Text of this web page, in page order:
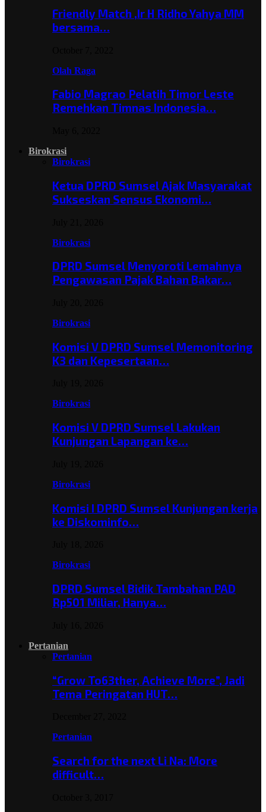
Friendly Match ,Ir H Ridho Yahya MM
bersama…
Olah Raga
Fabio Magrao Pelatih Timor Leste
Remehkan Timnas Indonesia…
Birokrasi
Birokrasi
Ketua DPRD Sumsel Ajak Masyarakat
Sukseskan Sensus Ekonomi…
Birokrasi
DPRD Sumsel Menyoroti Lemahnya
Pengawasan Pajak Bahan Bakar…
Birokrasi
Komisi V DPRD Sumsel Memonitoring
K3 dan Kepesertaan…
Birokrasi
Komisi V DPRD Sumsel Lakukan
Kunjungan Lapangan ke…
Birokrasi
Komisi I DPRD Sumsel Kunjungan kerja
ke Diskominfo…
Birokrasi
DPRD Sumsel Bidik Tambahan PAD
Rp501 Miliar, Hanya…
Pertanian
Pertanian
“Grow To63ther, Achieve More”, Jadi
Tema Peringatan HUT…
Pertanian
Search for the next Li Na: More
difficult…